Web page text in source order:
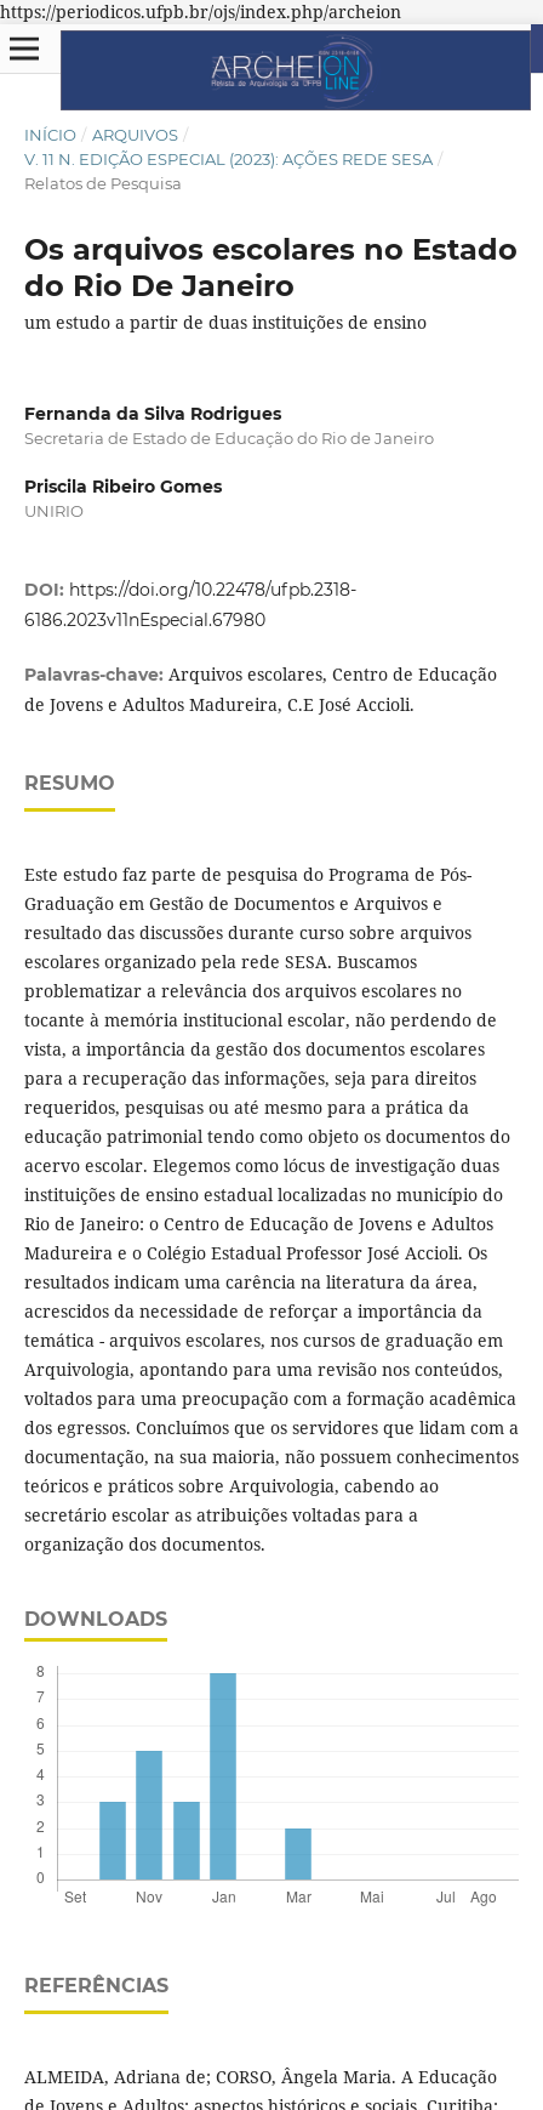
https://periodicos.ufpb.br/ojs/index.php/archeion
INÍCIO / ARQUIVOS /
V. 11 N. EDIÇÃO ESPECIAL (2023): AÇÕES REDE SESA /
Relatos de Pesquisa
Os arquivos escolares no Estado
do Rio De Janeiro
um estudo a partir de duas instituições de ensino
Fernanda da Silva Rodrigues
Secretaria de Estado de Educação do Rio de Janeiro
Priscila Ribeiro Gomes
UNIRIO
DOI: https://doi.org/10.22478/ufpb.2318-
6186.2023v11nEspecial.67980
Palavras-chave: Arquivos escolares, Centro de Educação
de Jovens e Adultos Madureira, C.E José Accioli.
RESUMO
Este estudo faz parte de pesquisa do Programa de Pós-
Graduação em Gestão de Documentos e Arquivos e
resultado das discussões durante curso sobre arquivos
escolares organizado pela rede SESA. Buscamos
problematizar a relevância dos arquivos escolares no
tocante à memória institucional escolar, não perdendo de
vista, a importância da gestão dos documentos escolares
para a recuperação das informações, seja para direitos
requeridos, pesquisas ou até mesmo para a prática da
educação patrimonial tendo como objeto os documentos do
acervo escolar. Elegemos como lócus de investigação duas
instituições de ensino estadual localizadas no município do
Rio de Janeiro: o Centro de Educação de Jovens e Adultos
Madureira e o Colégio Estadual Professor José Accioli. Os
resultados indicam uma carência na literatura da área,
acrescidos da necessidade de reforçar a importância da
temática - arquivos escolares, nos cursos de graduação em
Arquivologia, apontando para uma revisão nos conteúdos,
voltados para uma preocupação com a formação acadêmica
dos egressos. Concluímos que os servidores que lidam com a
documentação, na sua maioria, não possuem conhecimentos
teóricos e práticos sobre Arquivologia, cabendo ao
secretário escolar as atribuições voltadas para a
organização dos documentos.
DOWNLOADS
REFERÊNCIAS
ALMEIDA, Adriana de; CORSO, Ângela Maria. A Educação